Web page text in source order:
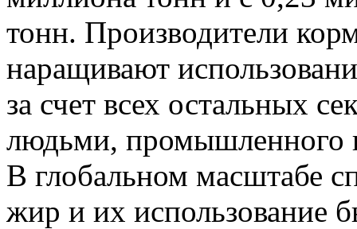
тонн. Производители
наращивают
за счет всех остальных
людьми, промышленного
В глобальном масштабе
жир и их использование